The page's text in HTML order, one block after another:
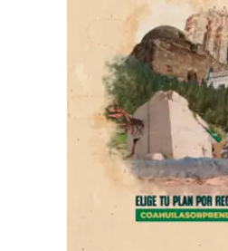
originaria del Estado de México
construcción de vías
que padecía problemas
un tratamiento médico,
acudir periódicamente con un
presuntamente había dejado